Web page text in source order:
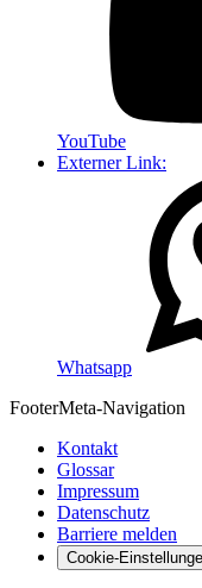
YouTube
Externer Link:
Whatsapp
FooterMeta-Navigation
Kontakt
Glossar
Impressum
Datenschutz
Barriere melden
Cookie-